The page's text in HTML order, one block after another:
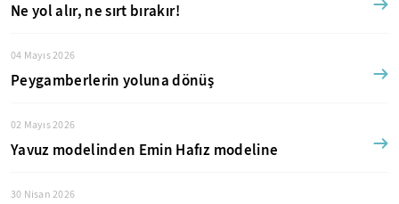
Ne yol alır, ne sırt bırakır!
04 Mayıs 2026
Peygamberlerin yoluna dönüş
02 Mayıs 2026
Yavuz modelinden Emin Hafız modeline
30 Nisan 2026